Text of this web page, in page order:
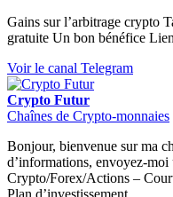
Gains sur l’arbitrage crypto
gratuite Un bon bénéfice
Voir le canal Telegram
Crypto Futur
Chaînes de Crypto-monnaies
Bonjour, bienvenue sur ma
d’informations, envoyez-
Crypto/Forex/Actions –
Plan d’investissement